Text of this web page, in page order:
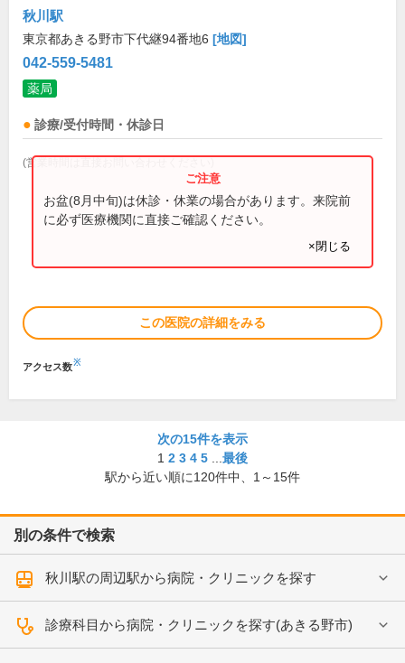
秋川駅
東京都あきる野市下代継94番地6 [地図]
042-559-5481
薬局
診療/受付時間・休診日
(営業時間は直接お問い合わせください)
お盆(8月中旬)は休診・休業の場合があります。来院前
に必ず医療機関に直接ご確認ください。
×閉じる
この医院の詳細をみる
アクセス数※
次の15件を表示
1 2 3 4 5
最後
駅から近い順に120件中、 1～15件
別の条件で検索
秋川駅の周辺駅から病院・クリニックを探す
診療科目から病院・クリニックを探す(あきる野市)